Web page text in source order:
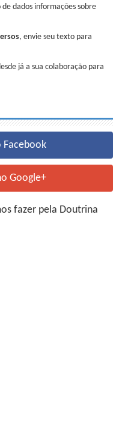
dados informações sobre
, envie seu texto para
já a sua colaboração para
Facebook
Google+
fazer pela Doutrina